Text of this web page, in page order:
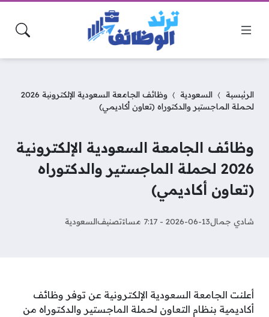
الرئيسية السعودية
وظائف الجامعة السعودية الإلكترونية 2026
لحملة الماجستير والدكتوراه (تعاون أكاديمي)
وظائف الجامعة السعودية الإلكترونية
2026 لحملة الماجستير والدكتوراه
(تعاون أكاديمي)
شادي جمال2026-06-13 - 7:17 مساءً تصنيفالسعودية
أعلنت الجامعة السعودية الإلكترونية عن توفر وظائف
أكاديمية بنظام التعاون لحملة الماجستير والدكتوراه من